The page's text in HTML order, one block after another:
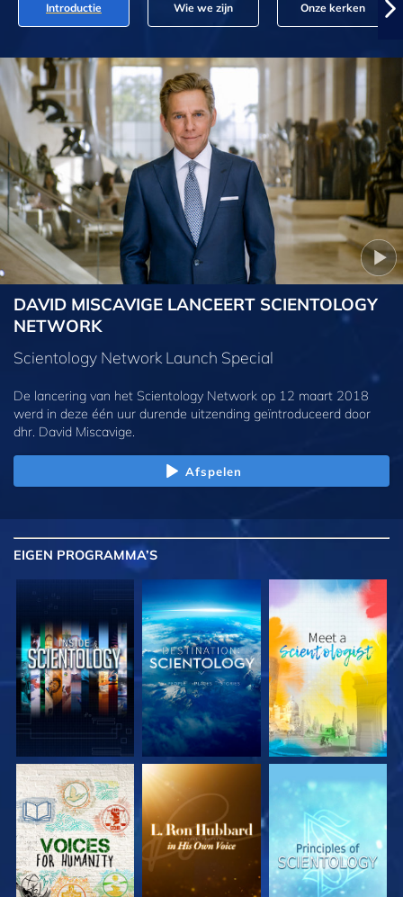
Introductie Wie we zijn Onze kerken
DAVID MISCAVIGE LANCEERT SCIENTOLOGY
NETWORK
Scientology Network Launch Special
De lancering van het Scientology Network op 12 maart 2018
werd in deze één uur durende uitzending geïntroduceerd door
dhr. David Miscavige.
Afspelen
EIGEN PROGRAMMA’S
VERKEN DE SERIE VERKEN DE SERIE VERKEN DE SERIE